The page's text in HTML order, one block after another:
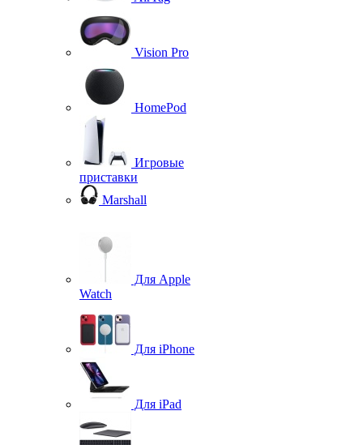
Vision Pro
HomePod
Игровые
приставки
Marshall
Для Apple
Watch
Для iPhone
Для iPad